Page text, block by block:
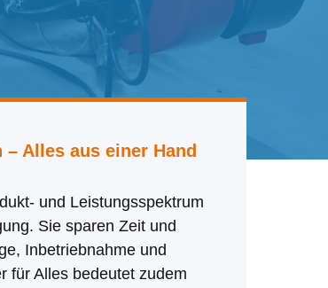
Alles aus einer Hand
und Leistungsspektrum
Sie sparen Zeit und
Inbetriebnahme und
für Alles bedeutet zudem